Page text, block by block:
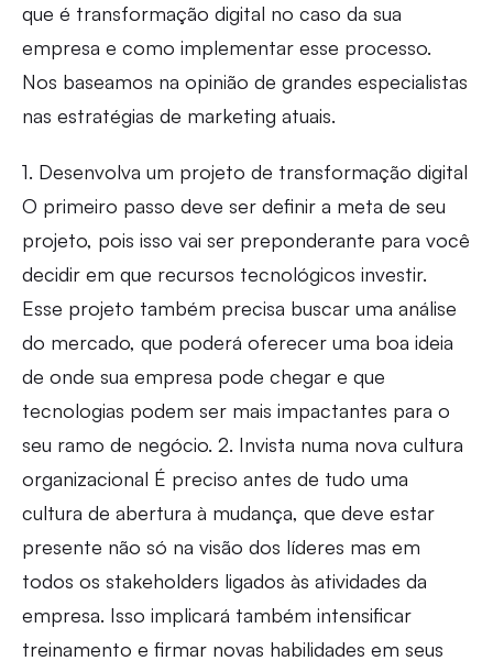
que é transformação digital no caso da sua
empresa e como implementar esse processo.
Nos baseamos na opinião de grandes especialistas
nas estratégias de marketing atuais.
1. Desenvolva um projeto de transformação digital
O primeiro passo deve ser definir a meta de seu
projeto, pois isso vai ser preponderante para você
decidir em que recursos tecnológicos investir.
Esse projeto também precisa buscar uma análise
do mercado, que poderá oferecer uma boa ideia
de onde sua empresa pode chegar e que
tecnologias podem ser mais impactantes para o
seu ramo de negócio. 2. Invista numa nova cultura
organizacional É preciso antes de tudo uma
cultura de abertura à mudança, que deve estar
presente não só na visão dos líderes mas em
todos os stakeholders ligados às atividades da
empresa. Isso implicará também intensificar
treinamento e firmar novas habilidades em seus